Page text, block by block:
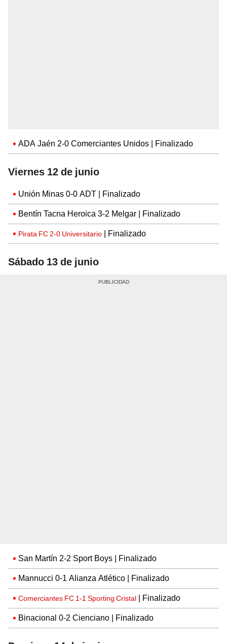
ADA Jaén 2-0 Comerciantes Unidos | Finalizado
Viernes 12 de junio
Unión Minas 0-0 ADT | Finalizado
Bentín Tacna Heroica 3-2 Melgar | Finalizado
Pirata FC 2-0 Universitario | Finalizado
Sábado 13 de junio
San Martín 2-2 Sport Boys | Finalizado
Mannucci 0-1 Alianza Atlético | Finalizado
Comerciantes FC 1-1 Sporting Cristal | Finalizado
Binacional 0-2 Cienciano | Finalizado